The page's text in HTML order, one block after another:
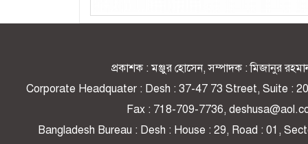
প্রকাশক : মঞ্জুর হোসেন, সম্পাদক : মিজানুর
Corporate Headquater : Desh : 37-47 73 Street, Suite :
Fax : 718-709-7736,
Bangladesh Bureau : Desh : House : 29, Road : 01,